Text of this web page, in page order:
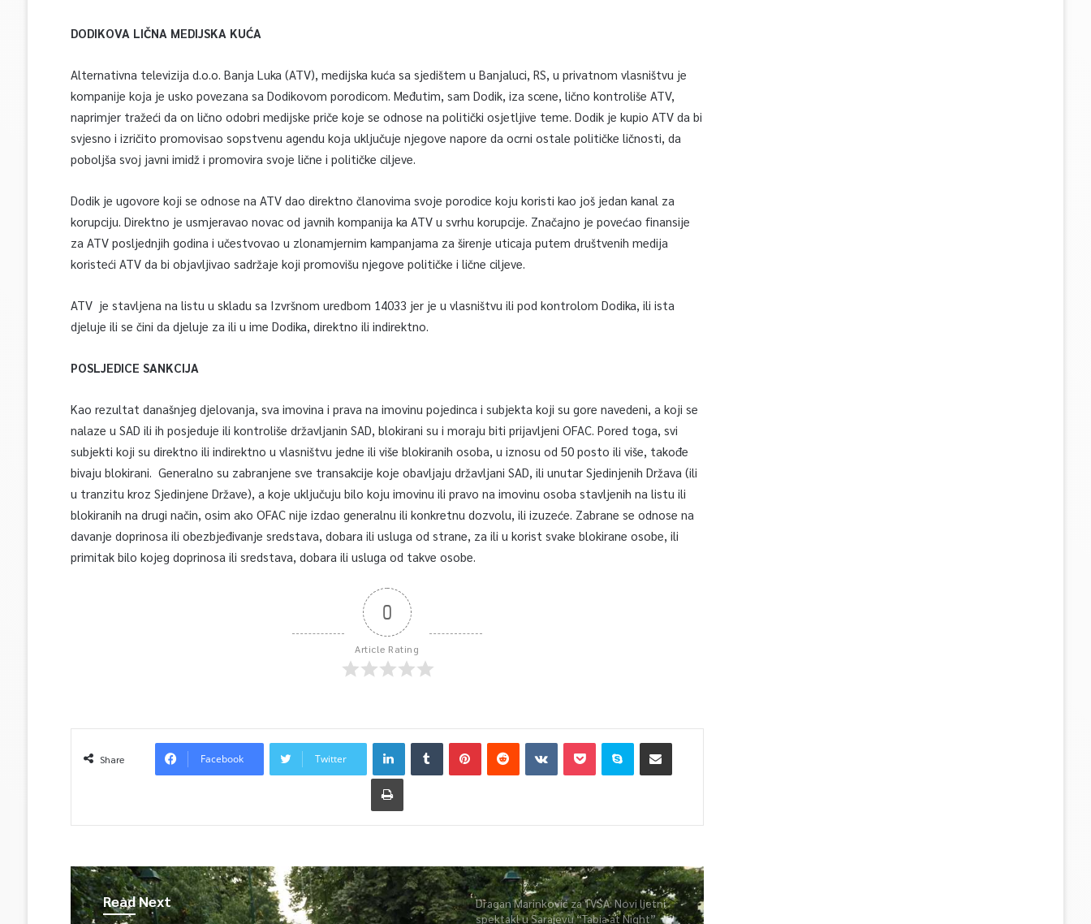
DODIKOVA LIČNA MEDIJSKA KUĆA
Alternativna televizija d.o.o. Banja Luka (ATV), medijska kuća sa sjedištem u Banjaluci, RS, u privatnom vlasništvu je
kompanije koja je usko povezana sa Dodikovom porodicom. Međutim, sam Dodik, iza scene, lično kontroliše ATV,
naprimjer tražeći da on lično odobri medijske priče koje se odnose na politički osjetljive teme. Dodik je kupio ATV da bi
svjesno i izričito promovisao sopstvenu agendu koja uključuje njegove napore da ocrni ostale političke ličnosti, da
poboljša svoj javni imidž i promovira svoje lične i političke ciljeve.
Dodik je ugovore koji se odnose na ATV dao direktno članovima svoje porodice koju koristi kao još jedan kanal za
korupciju. Direktno je usmjeravao novac od javnih kompanija ka ATV u svrhu korupcije. Značajno je povećao finansije
za ATV posljednjih godina i učestvovao u zlonamjernim kampanjama za širenje uticaja putem društvenih medija
koristeći ATV da bi objavljivao sadržaje koji promovišu njegove političke i lične ciljeve.
ATV je stavljena na listu u skladu sa Izvršnom uredbom 14033 jer je u vlasništvu ili pod kontrolom Dodika, ili ista
djeluje ili se čini da djeluje za ili u ime Dodika, direktno ili indirektno.
POSLJEDICE SANKCIJA
Kao rezultat današnjeg djelovanja, sva imovina i prava na imovinu pojedinca i subjekta koji su gore navedeni, a koji se
nalaze u SAD ili ih posjeduje ili kontroliše državljanin SAD, blokirani su i moraju biti prijavljeni OFAC. Pored toga, svi
subjekti koji su direktno ili indirektno u vlasništvu jedne ili više blokiranih osoba, u iznosu od 50 posto ili više, takođe
bivaju blokirani. Generalno su zabranjene sve transakcije koje obavljaju državljani SAD, ili unutar Sjedinjenih Država (ili
u tranzitu kroz Sjedinjene Države), a koje uključuju bilo koju imovinu ili pravo na imovinu osoba stavljenih na listu ili
blokiranih na drugi način, osim ako OFAC nije izdao generalnu ili konkretnu dozvolu, ili izuzeće. Zabrane se odnose na
davanje doprinosa ili obezbjeđivanje sredstava, dobara ili usluga od strane, za ili u korist svake blokirane osobe, ili
primitak bilo kojeg doprinosa ili sredstava, dobara ili usluga od takve osobe.
0
Article Rating
Share Facebook Twitter
Read Next
Dragan Marinković za TVSA: Novi ljetni
spektakl u Sarajevu “Tabia at Night”